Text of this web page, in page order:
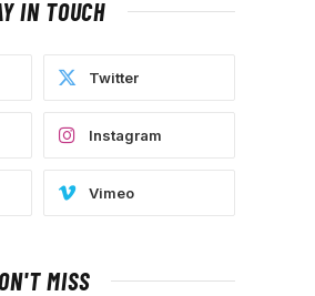
IN TOUCH
Twitter
Instagram
Vimeo
MISS